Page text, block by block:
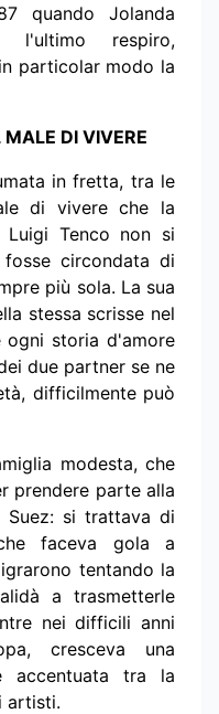
quando Jolanda
l'ultimo respiro,
particolar modo la
DI VIVERE
in fretta, tra le
di vivere che la
Tenco non si
circondata di
più sola. La sua
stessa scrisse nel
storia d'amore
due partner se ne
difficilmente può
modesta, che
prendere parte alla
Suez: si trattava di
faceva gola a
tentando la
a trasmetterle
nei difficili anni
cresceva una
accentuata tra la
artisti.